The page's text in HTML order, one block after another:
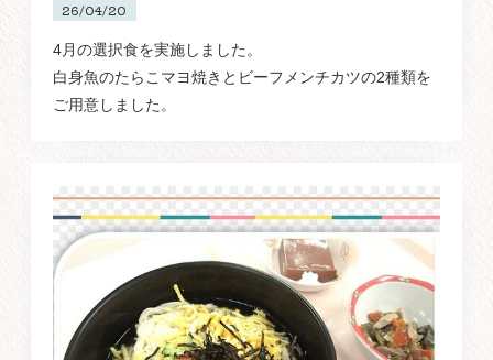
26/04/20
4月の選択食を実施しました。
白身魚のたらこマヨ焼きとビーフメンチカツの2種類を
ご用意しました。